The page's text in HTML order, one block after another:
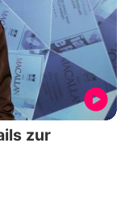
zur